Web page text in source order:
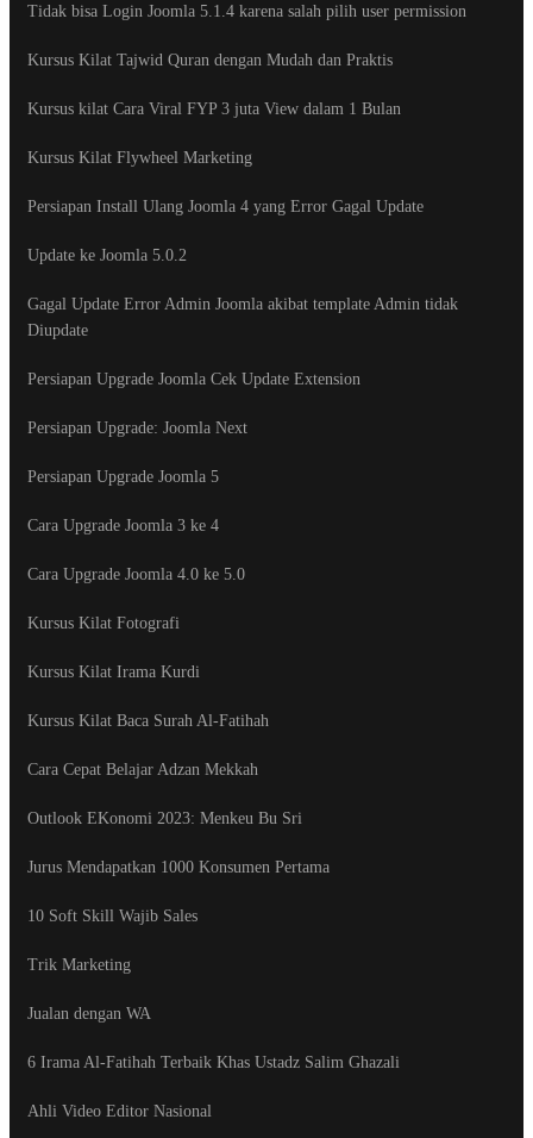
Tidak bisa Login Joomla 5.1.4 karena salah pilih user permission
Kursus Kilat Tajwid Quran dengan Mudah dan Praktis
Kursus kilat Cara Viral FYP 3 juta View dalam 1 Bulan
Kursus Kilat Flywheel Marketing
Persiapan Install Ulang Joomla 4 yang Error Gagal Update
Update ke Joomla 5.0.2
Gagal Update Error Admin Joomla akibat template Admin tidak
Diupdate
Persiapan Upgrade Joomla Cek Update Extension
Persiapan Upgrade: Joomla Next
Persiapan Upgrade Joomla 5
Cara Upgrade Joomla 3 ke 4
Cara Upgrade Joomla 4.0 ke 5.0
Kursus Kilat Fotografi
Kursus Kilat Irama Kurdi
Kursus Kilat Baca Surah Al-Fatihah
Cara Cepat Belajar Adzan Mekkah
Outlook EKonomi 2023: Menkeu Bu Sri
Jurus Mendapatkan 1000 Konsumen Pertama
10 Soft Skill Wajib Sales
Trik Marketing
Jualan dengan WA
6 Irama Al-Fatihah Terbaik Khas Ustadz Salim Ghazali
Ahli Video Editor Nasional